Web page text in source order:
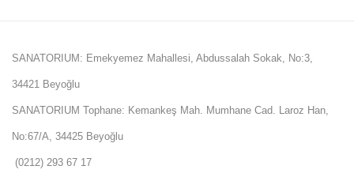
SANATORIUM: Emekyemez Mahallesi, Abdussalah Sokak, No:3,
34421 Beyoğlu
SANATORIUM Tophane: Kemankeş Mah. Mumhane Cad. Laroz Han,
No:67/A, 34425 Beyoğlu
(0212) 293 67 17